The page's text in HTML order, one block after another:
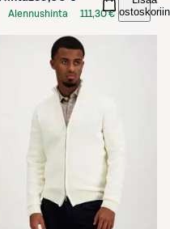
Alennushinta
111,30 € ostoskoriin